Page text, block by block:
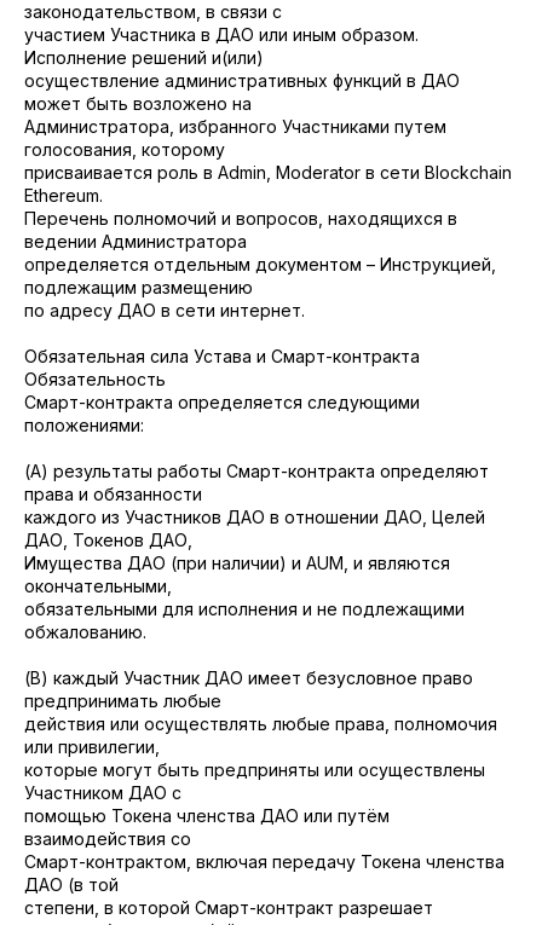
законодательством, в связи с
участием Участника в ДАО или иным образом.
Исполнение решений и(или)
осуществление административных функций в ДАО
может быть возложено на
Администратора, избранного Участниками путем
голосования, которому
присваивается роль в Admin, Moderator в сети Blockchain
Ethereum.
Перечень полномочий и вопросов, находящихся в
ведении Администратора
определяется отдельным документом – Инструкцией,
подлежащим размещению
по адресу ДАО в сети интернет.
Обязательная сила Устава и Смарт-контракта
Обязательность
Смарт-контракта определяется следующими
положениями:
(A) результаты работы Смарт-контракта определяют
права и обязанности
каждого из Участников ДАО в отношении ДАО, Целей
ДАО, Токенов ДАО,
Имущества ДАО (при наличии) и AUM, и являются
окончательными,
обязательными для исполнения и не подлежащими
обжалованию.
(B) каждый Участник ДАО имеет безусловное право
предпринимать любые
действия или осуществлять любые права, полномочия
или привилегии,
которые могут быть предприняты или осуществлены
Участником ДАО с
помощью Токена членства ДАО или путём
взаимодействия со
Смарт-контрактом, включая передачу Токена членства
ДАО (в той
степени, в которой Смарт-контракт разрешает